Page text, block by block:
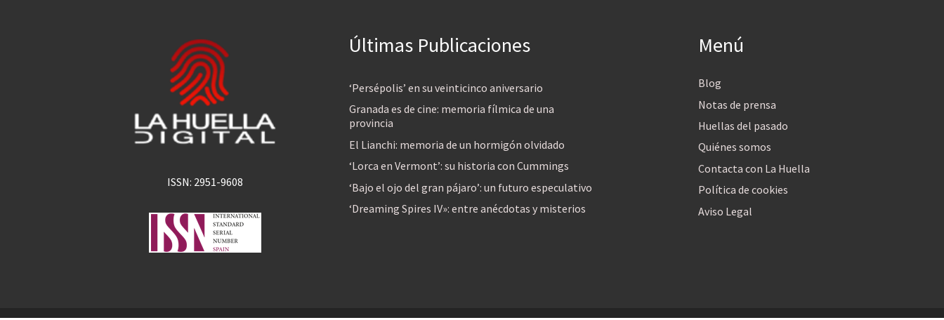
ISSN: 2951-9608
Últimas Publicaciones
‘Persépolis’ en su veinticinco aniversario
Granada es de cine: memoria fílmica de una
provincia
El Lianchi: memoria de un hormigón olvidado
‘Lorca en Vermont’: su historia con Cummings
‘Bajo el ojo del gran pájaro’: un futuro especulativo
‘Dreaming Spires IV»: entre anécdotas y misterios
Menú
Blog
Notas de prensa
Huellas del pasado
Quiénes somos
Contacta con La Huella
Política de cookies
Aviso Legal